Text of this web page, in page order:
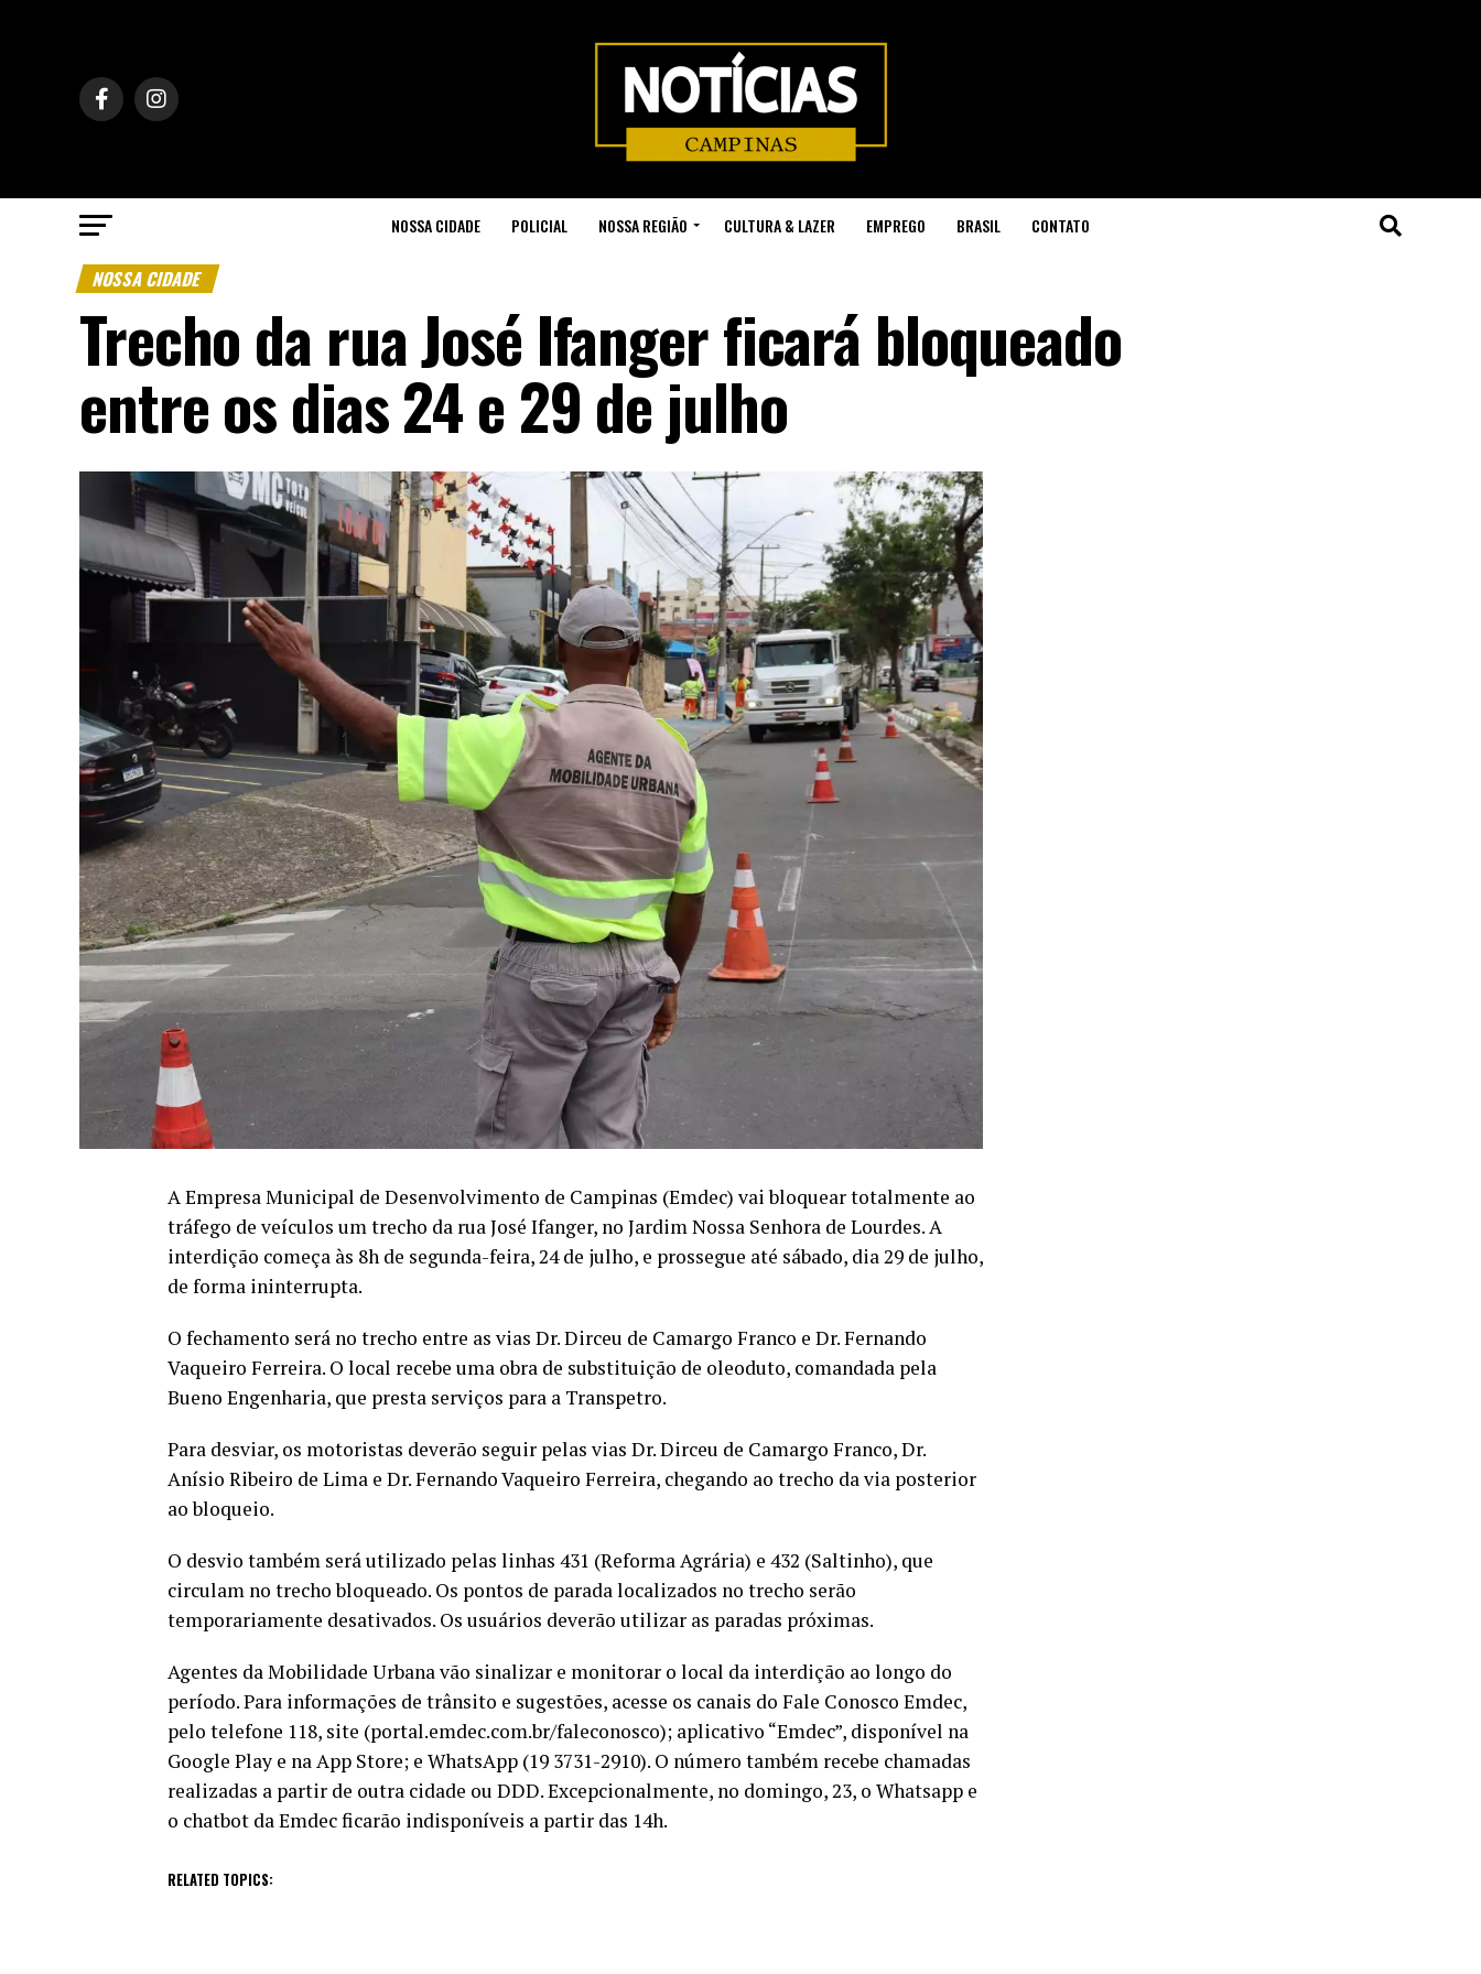
NOSSA CIDADE POLICIAL NOSSA REGIÃO CULTURA & LAZER EMPREGO BRASIL CONTATO
NOSSA CIDADE
Trecho da rua José Ifanger ficará bloqueado
entre os dias 24 e 29 de julho
A Empresa Municipal de Desenvolvimento de Campinas (Emdec) vai bloquear totalmente ao
tráfego de veículos um trecho da rua José Ifanger, no Jardim Nossa Senhora de Lourdes. A
interdição começa às 8h de segunda-feira, 24 de julho, e prossegue até sábado, dia 29 de julho,
de forma ininterrupta.
O fechamento será no trecho entre as vias Dr. Dirceu de Camargo Franco e Dr. Fernando
Vaqueiro Ferreira. O local recebe uma obra de substituição de oleoduto, comandada pela
Bueno Engenharia, que presta serviços para a Transpetro.
Para desviar, os motoristas deverão seguir pelas vias Dr. Dirceu de Camargo Franco, Dr.
Anísio Ribeiro de Lima e Dr. Fernando Vaqueiro Ferreira, chegando ao trecho da via posterior
ao bloqueio.
O desvio também será utilizado pelas linhas 431 (Reforma Agrária) e 432 (Saltinho), que
circulam no trecho bloqueado. Os pontos de parada localizados no trecho serão
temporariamente desativados. Os usuários deverão utilizar as paradas próximas.
Agentes da Mobilidade Urbana vão sinalizar e monitorar o local da interdição ao longo do
período. Para informações de trânsito e sugestões, acesse os canais do Fale Conosco Emdec,
pelo telefone 118, site (portal.emdec.com.br/faleconosco); aplicativo “Emdec”, disponível na
Google Play e na App Store; e WhatsApp (19 3731-2910). O número também recebe chamadas
realizadas a partir de outra cidade ou DDD. Excepcionalmente, no domingo, 23, o Whatsapp e
o chatbot da Emdec ficarão indisponíveis a partir das 14h.
RELATED TOPICS: